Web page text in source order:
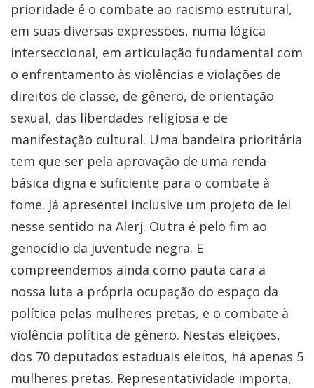
prioridade é o combate ao racismo estrutural,
em suas diversas expressões, numa lógica
interseccional, em articulação fundamental com
o enfrentamento às violências e violações de
direitos de classe, de gênero, de orientação
sexual, das liberdades religiosa e de
manifestação cultural. Uma bandeira prioritária
tem que ser pela aprovação de uma renda
básica digna e suficiente para o combate à
fome. Já apresentei inclusive um projeto de lei
nesse sentido na Alerj. Outra é pelo fim ao
genocídio da juventude negra. E
compreendemos ainda como pauta cara a
nossa luta a própria ocupação do espaço da
política pelas mulheres pretas, e o combate à
violência política de gênero. Nestas eleições,
dos 70 deputados estaduais eleitos, há apenas 5
mulheres pretas. Representatividade importa,